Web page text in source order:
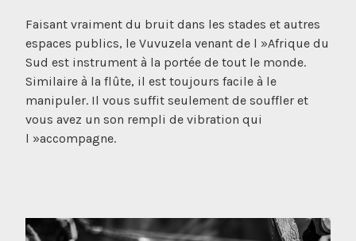
Faisant vraiment du bruit dans les stades et autres
espaces publics, le Vuvuzela venant de l »Afrique du
Sud est instrument à la portée de tout le monde.
Similaire à la flûte, il est toujours facile à le
manipuler. Il vous suffit seulement de souffler et
vous avez un son rempli de vibration qui
l »accompagne.